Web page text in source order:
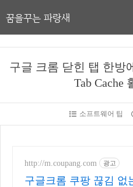
꿈을꾸는 파랑새
구글 크롬 닫힌 탭 한방
Tab Cache
소프트웨어 팁
http://m.coupang.com 광고
구글크롬 쿠팡 끊김 없